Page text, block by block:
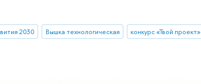
2030 Вышка технологическая
конкурс «Твой проект»